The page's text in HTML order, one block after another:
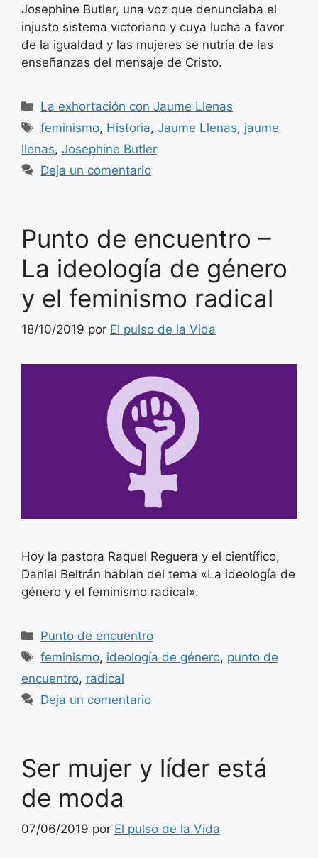
Josephine Butler, una voz que denunciaba el
injusto sistema victoriano y cuya lucha a favor
de la igualdad y las mujeres se nutría de las
enseñanzas del mensaje de Cristo.
Categorías
La exhortación con Jaume Llenas
Etiquetas
feminismo, Historia,Jaume Llenas, jaume
llenas, Josephine Butler
Deja un comentario
Punto de encuentro –
La ideología de género
y el feminismo radical
18/10/2019 por El pulso de la Vida
Hoy la pastora Raquel Reguera y el científico,
Daniel Beltrán hablan del tema «La ideología de
género y el feminismo radical».
Categorías
Punto de encuentro
Etiquetas
feminismo, ideología de género, punto de
encuentro, radical
Deja un comentario
Ser mujer y líder está
de moda
07/06/2019 por El pulso de la Vida